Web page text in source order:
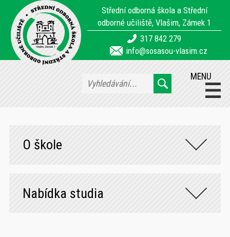
Střední odborná škola a Střední
odborné učiliště, Vlašim, Zámek 1
317 842 279
info@sosasou-vlasim.cz
MENU
O škole
Nabídka studia